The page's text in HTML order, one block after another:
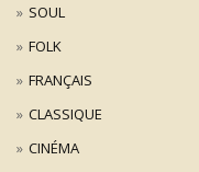
SOUL
FOLK
FRANÇAIS
CLASSIQUE
CINÉMA